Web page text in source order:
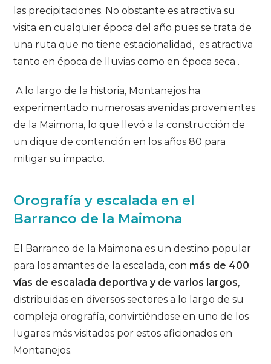
las precipitaciones. No obstante es atractiva su
visita en cualquier época del año pues se trata de
una ruta que no tiene estacionalidad, es atractiva
tanto en época de lluvias como en época seca .
A lo largo de la historia, Montanejos ha
experimentado numerosas avenidas provenientes
de la Maimona, lo que llevó a la construcción de
un dique de contención en los años 80 para
mitigar su impacto.
Orografía y escalada en el
Barranco de la Maimona
El Barranco de la Maimona es un destino popular
para los amantes de la escalada, con más de 400
vías de escalada deportiva y de varios largos,
distribuidas en diversos sectores a lo largo de su
compleja orografía, convirtiéndose en uno de los
lugares más visitados por estos aficionados en
Montanejos.